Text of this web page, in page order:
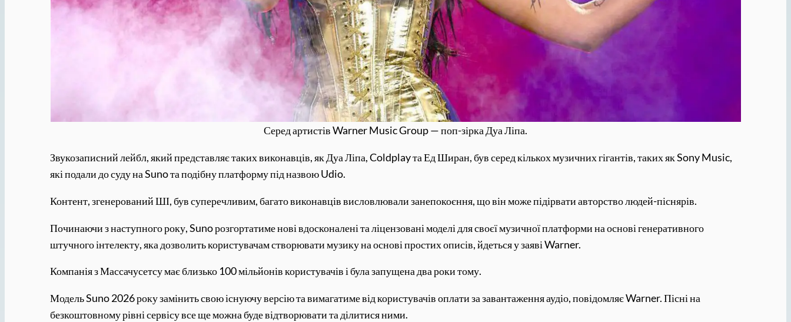
Серед артистів Warner Music Group — поп-зірка Дуа Ліпа.
Звукозаписний лейбл, який представляє таких виконавців, як Дуа Ліпа, Coldplay та Ед Ширан, був серед кількох музичних гігантів, таких як Sony Music,
які подали до суду на Suno та подібну платформу під назвою Udio.
Контент, згенерований ШІ, був суперечливим, багато виконавців висловлювали занепокоєння, що він може підірвати авторство людей-піснярів.
Починаючи з наступного року, Suno розгортатиме нові вдосконалені та ліцензовані моделі для своєї музичної платформи на основі генеративного
штучного інтелекту, яка дозволить користувачам створювати музику на основі простих описів, йдеться у заяві Warner.
Компанія з Массачусетсу має близько 100 мільйонів користувачів і була запущена два роки тому.
Модель Suno 2026 року замінить свою існуючу версію та вимагатиме від користувачів оплати за завантаження аудіо, повідомляє Warner. Пісні на
безкоштовному рівні сервісу все ще можна буде відтворювати та ділитися ними.